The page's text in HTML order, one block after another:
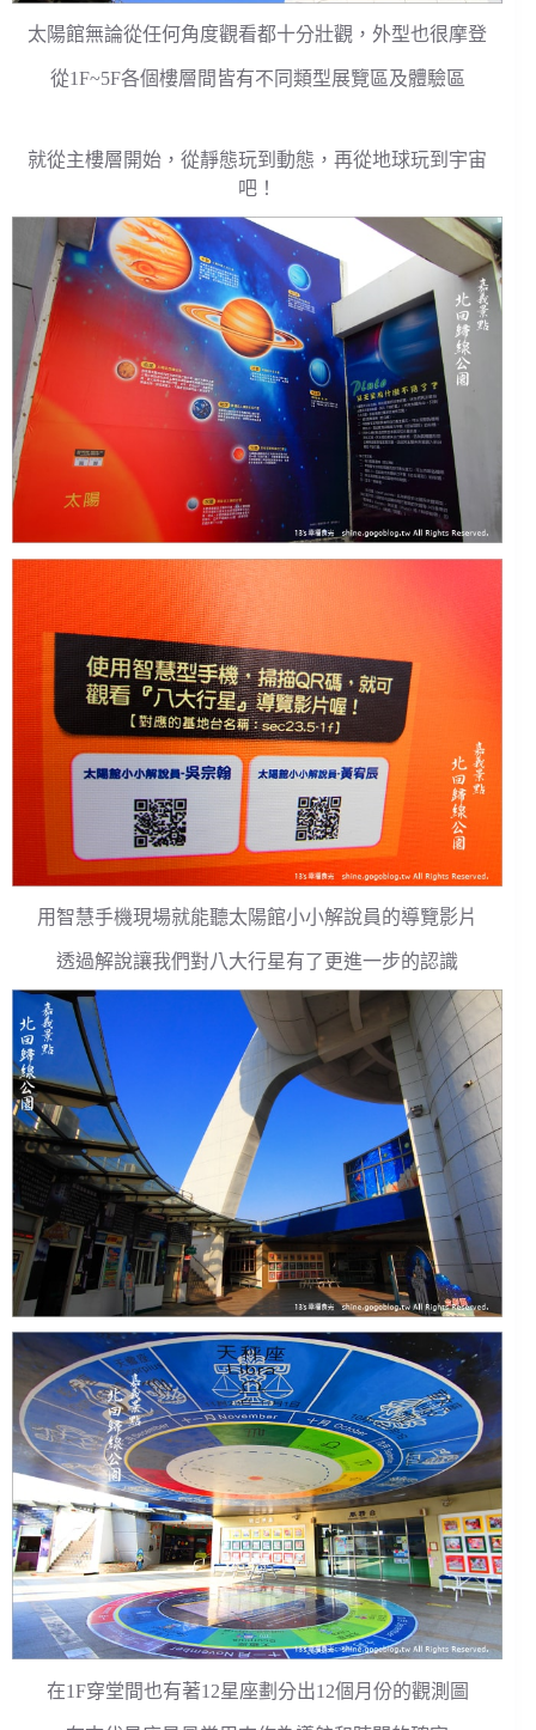
太陽館無論從任何角度觀看都十分壯觀，外型也很摩登
從1F~5F各個樓層間皆有不同類型展覽區及體驗區
就從主樓層開始，從靜態玩到動態，再從地球玩到宇宙
吧！
用智慧手機現場就能聽太陽館小小解說員的導覽影片
透過解說讓我們對八大行星有了更進一步的認識
在1F穿堂間也有著12星座劃分出12個月份的觀測圖